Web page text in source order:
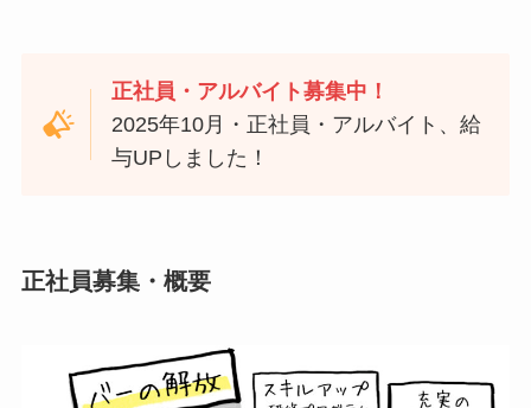
正社員・アルバイト募集中！
2025年10月・正社員・アルバイト、給
与UPしました！
正社員募集・概要